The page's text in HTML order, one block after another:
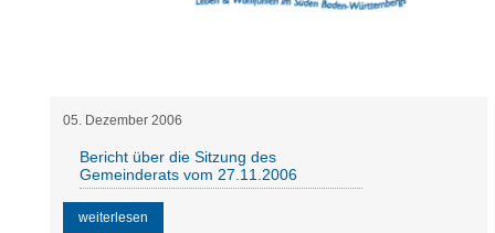
05. Dezember 2006
Bericht über die Sitzung des
Gemeinderats vom 27.11.2006
weiterlesen